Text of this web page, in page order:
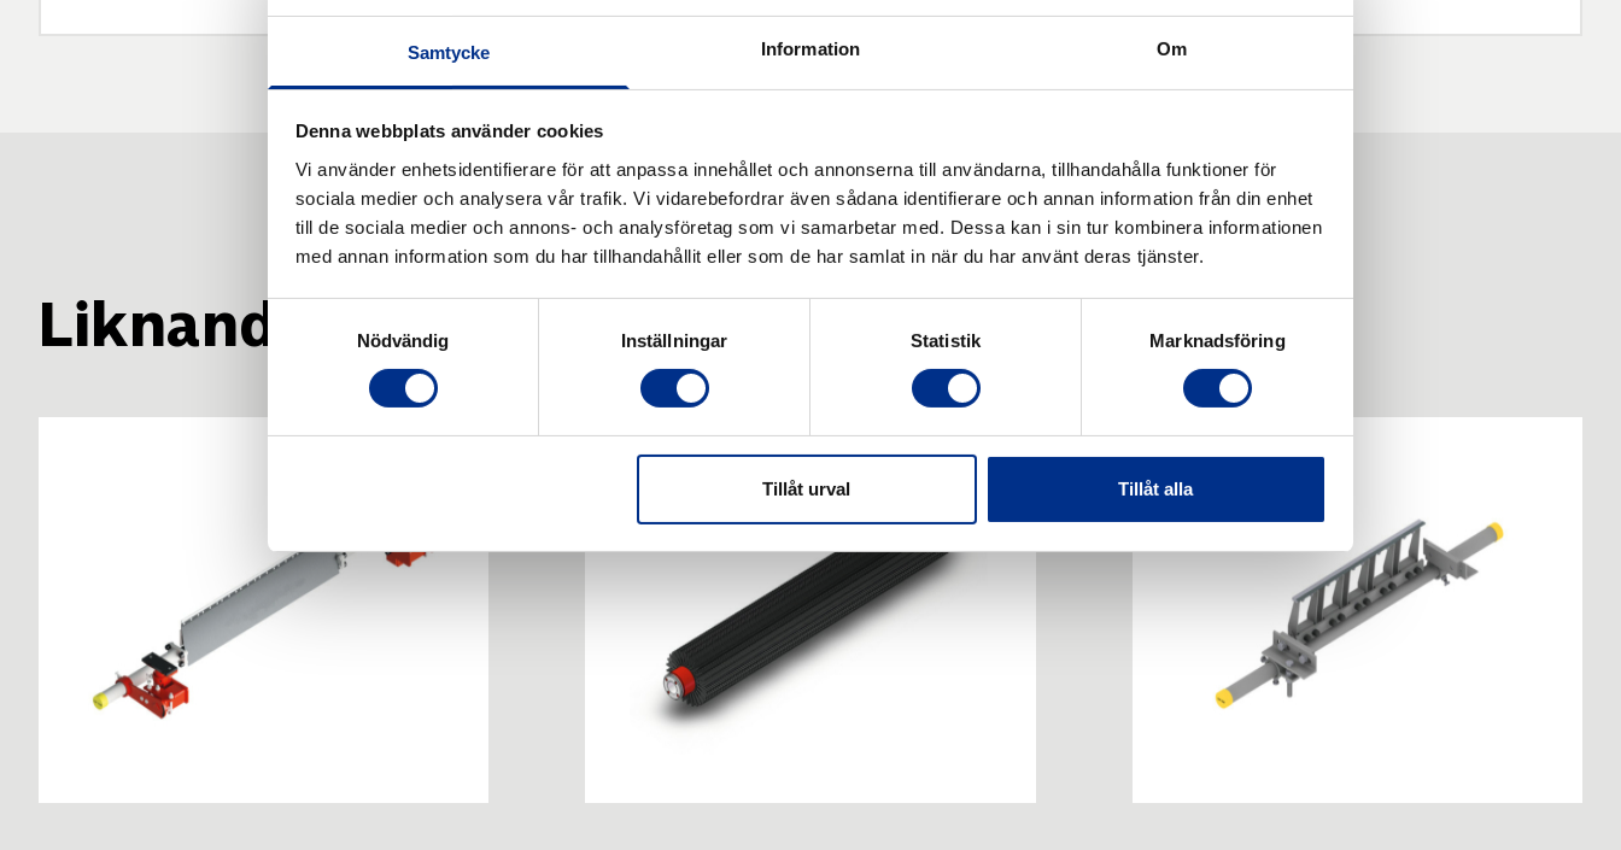
Samtycke Information Om
Denna webbplats använder cookies
Vi använder enhetsidentifierare för att anpassa innehållet och annonserna till användarna, tillhandahålla funktioner för
sociala medier och analysera vår trafik. Vi vidarebefordrar även sådana identifierare och annan information från din enhet
till de sociala medier och annons- och analysföretag som vi samarbetar med. Dessa kan i sin tur kombinera informationen
med annan information som du har tillhandahållit eller som de har samlat in när du har använt deras tjänster.
Nödvändig
Inställningar Statistik Marknadsföring
Tillåt urval Tillåt alla
Liknande produkter